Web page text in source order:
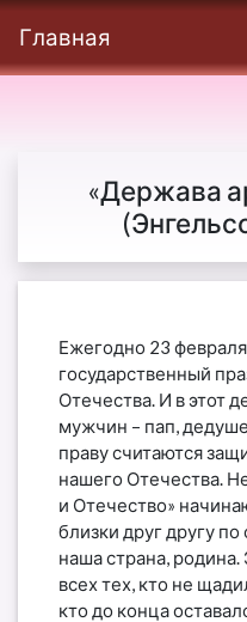
Главная
«Держава
Ежегодно 23
государственный
Отечества. И в этот
мужчин – пап,
праву считаются
нашего Отечества.
и Отечество»
близки друг другу
наша страна,
всех тех, кто не
кто до конца